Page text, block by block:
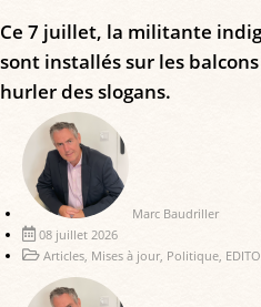
Ce 7 juillet, la militante
sont installés sur les
hurler des slogans.
Marc Baudriller
08 juillet 2026
Articles Mises à jour, Politique